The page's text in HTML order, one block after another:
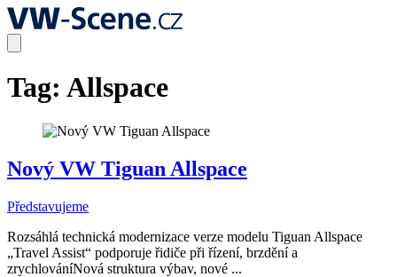
Tag: Allspace
Nový VW Tiguan Allspace
Představujeme
Rozsáhlá technická modernizace verze modelu Tiguan Allspace
„Travel Assist“ podporuje řidiče při řízení, brzdění a
zrychlováníNová struktura výbav, nové ...